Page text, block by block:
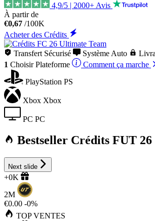
4,9/5 | 2000+ Avis
À partir de
€0,67 /100K
Acheter des Crédits
Transfert Sécurisé Système Auto
1 ChoisirPlateforme
Comment ça marche
PlayStation PS
Xbox Xbox
PC PC
Bestseller Crédits FUT 26
Next slide
+0K
2M
€0.00 -0%
TOP VENTES